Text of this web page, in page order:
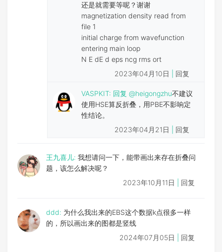
还是就需要等呢？谢谢
magnetization density read from
file 1
initial charge from wavefunction
entering main loop
N E dE d eps ncg rms ort
2023年04月10日
回复
VASPKIT: 回复 @heigongzhu不建议
使用HSE算反折叠，用PBE不影响定
性结论。
2023年04月21日
回复
王九喜儿: 我想请问一下，能带画出来存在折叠问
题，该怎么解决呢？
2023年10月11日
回复
ddd: 为什么我出来的EBS这个数据k点很多一样
的，所以画出来的图都是竖线
2024年07月05日
回复